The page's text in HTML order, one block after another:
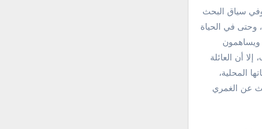
وفي سياق البحث
وحتى في الحياة
ويساهمون
أن العائلة
المحلية،
عن الغمري